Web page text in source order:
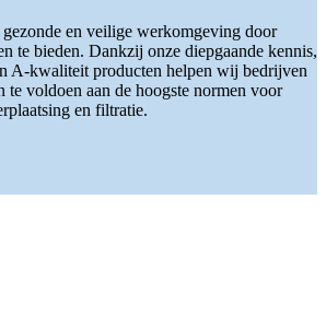
kan
gekozen
worden
op
de
productpagina
en veilige werkomgeving door
te bieden. Dankzij onze diepgaande kennis,
A-kwaliteit producten helpen wij bedrijven
te voldoen aan de hoogste normen voor
en filtratie.